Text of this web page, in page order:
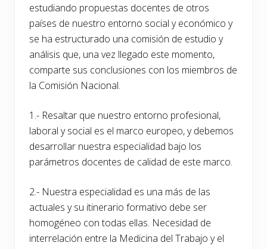
estudiando propuestas docentes de otros
países de nuestro entorno social y económico y
se ha estructurado una comisión de estudio y
análisis que, una vez llegado este momento,
comparte sus conclusiones con los miembros de
la Comisión Nacional.
1.- Resaltar que nuestro entorno profesional,
laboral y social es el marco europeo, y debemos
desarrollar nuestra especialidad bajo los
parámetros docentes de calidad de este marco.
2.- Nuestra especialidad es una más de las
actuales y su itinerario formativo debe ser
homogéneo con todas ellas. Necesidad de
interrelación entre la Medicina del Trabajo y el